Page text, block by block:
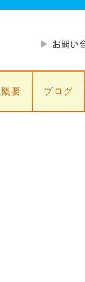
要 ブログ